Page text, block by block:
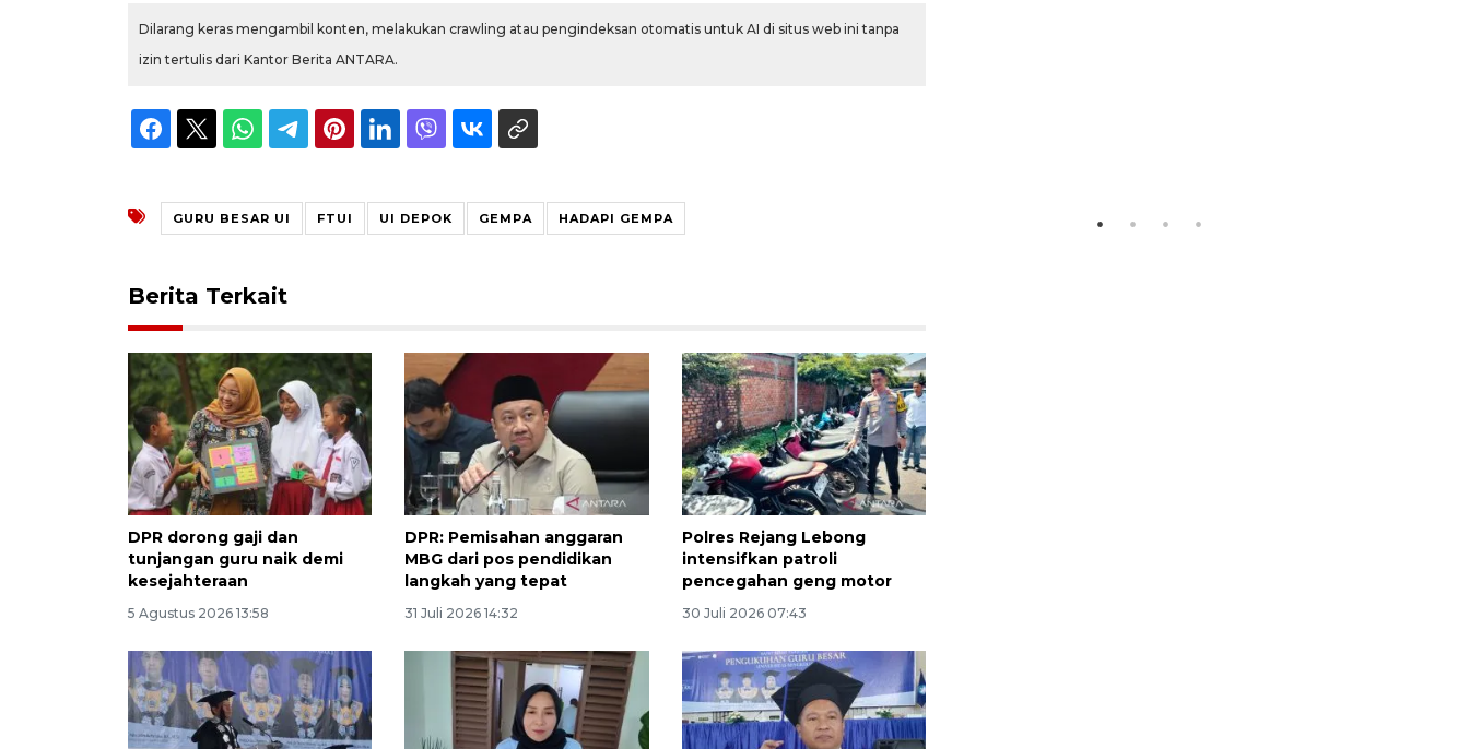
Dilarang keras mengambil konten, melakukan crawling atau pengindeksan otomatis untuk AI di situs web ini tanpa
izin tertulis dari Kantor Berita ANTARA.
GURU BESAR UI FTUI UI DEPOK GEMPA HADAPI GEMPA
Berita Terkait
DPR dorong gaji dan
tunjangan guru naik demi
kesejahteraan
5 Agustus 2026 13:58
DPR: Pemisahan anggaran
MBG dari pos pendidikan
langkah yang tepat
31 Juli 2026 14:32
Polres Rejang Lebong
intensifkan patroli
pencegahan geng motor
30 Juli 2026 07:43